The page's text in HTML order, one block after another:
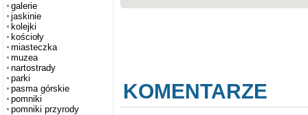
galerie
jaskinie
kolejki
kościoły
miasteczka
muzea
nartostrady
parki
pasma górskie
pomniki
pomniki przyrody
KOMENTARZE